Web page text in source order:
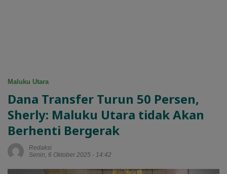
Maluku Utara
Dana Transfer Turun 50 Persen,
Sherly: Maluku Utara tidak Akan
Berhenti Bergerak
Redaksi
Senin, 6 Oktober 2025 - 14:42